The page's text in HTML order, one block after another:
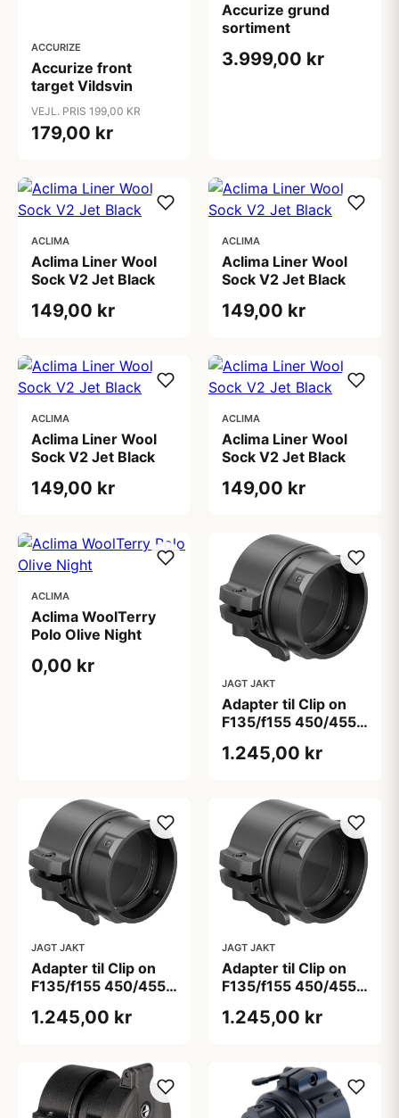
ACCURIZE
Accurize front
target Vildsvin
VEJL. PRIS 199,00 KR
179,00 kr
Accurize grund
sortiment
3.999,00 kr
ACLIMA
Aclima Liner Wool
Sock V2 Jet Black
149,00 kr
ACLIMA
Aclima Liner Wool
Sock V2 Jet Black
149,00 kr
ACLIMA
Aclima Liner Wool
Sock V2 Jet Black
149,00 kr
ACLIMA
Aclima Liner Wool
Sock V2 Jet Black
149,00 kr
ACLIMA
Aclima WoolTerry
Polo Olive Night
0,00 kr
JAGT JAKT
Adapter til Clip on
F135/f155 450/455
1.245,00 kr
JAGT JAKT
Adapter til Clip on
F135/f155 450/455
1.245,00 kr
JAGT JAKT
Adapter til Clip on
F135/f155 450/455
1.245,00 kr